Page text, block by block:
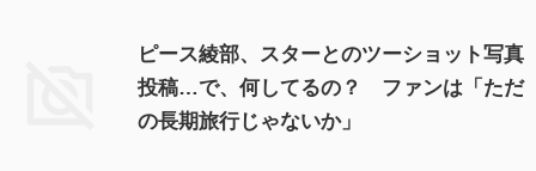
ピース綾部、スターとのツーショット写真
投稿…で、何してるの？ ファンは「ただ
の長期旅行じゃないか」